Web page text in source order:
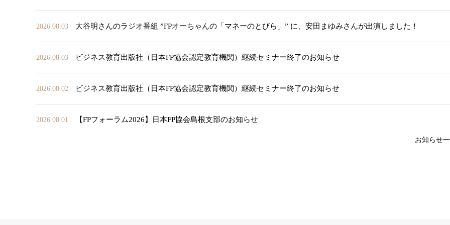
2026.08.03 大谷明さんのラジオ番組 ”FPオーちゃんの「マネーのとびら」” に、安田まゆみさんが出演しました！
2026.08.03 ビジネス教育出版社（日本FP協会認定教育機関）継続セミナー終了のお知らせ
2026.08.02 ビジネス教育出版社（日本FP協会認定教育機関）継続セミナー終了のお知らせ
2026.08.01 【FPフォーラム2026】日本FP協会島根支部のお知らせ
お知らせ